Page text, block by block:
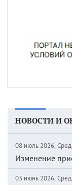
НОВОСТИ И
08 июль 2026,
Изменение
03 июнь 2026,